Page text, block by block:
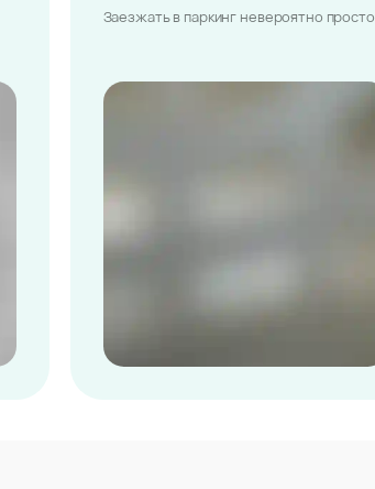
Заезжать в паркинг невероятно просто